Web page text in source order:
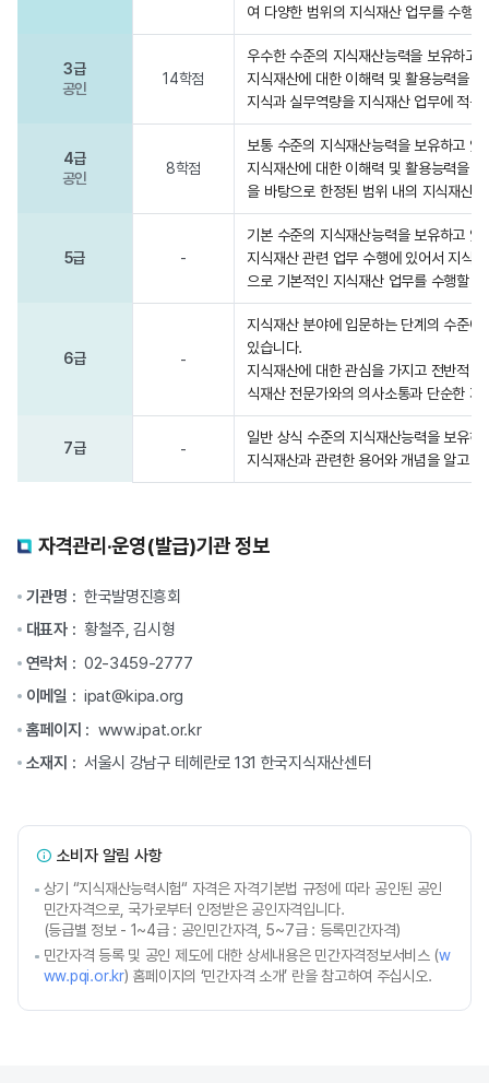
여 다양한 범위의 지식재산 업무를 수행
3급
공인
14학점
우수한 수준의 지식재산능력을 보유하고
지식재산에 대한 이해력 및 활용능력을
지식과 실무역량을 지식재산 업무에 적용
4급
공인
8학점
보통 수준의 지식재산능력을 보유하고 있
지식재산에 대한 이해력 및 활용능력을
을 바탕으로 한정된 범위 내의 지식재산
5급 -
기본 수준의 지식재산능력을 보유하고 있
지식재산 관련 업무 수행에 있어서 지식
으로 기본적인 지식재산 업무를 수행할
6급 -
지식재산 분야에 입문하는 단계의 수준
있습니다.
지식재산에 대한 관심을 가지고 전반적
식재산 전문가와의 의사소통과 단순한
7급 -
일반 상식 수준의 지식재산능력을 보유하
지식재산과 관련한 용어와 개념을 알고
자격관리‧운영(발급)기관 정보
기관명 : 한국발명진흥회
대표자 : 황철주, 김시형
연락처 : 02-3459-2777
이메일 : ipat@kipa.org
홈페이지 : www.ipat.or.kr
소재지 : 서울시 강남구 테헤란로 131 한국지식재산센터
소비자 알림 사항
상기 “지식재산능력시험“ 자격은 자격기본법 규정에 따라 공인된 공인
민간자격으로, 국가로부터 인정받은 공인자격입니다.
(등급별 정보 - 1~4급 : 공인민간자격, 5~7급 : 등록민간자격)
민간자격 등록 및 공인 제도에 대한 상세내용은 민간자격정보서비스 (w
ww.pqi.or.kr) 홈페이지의 ‘민간자격 소개’ 란을 참고하여 주십시오.